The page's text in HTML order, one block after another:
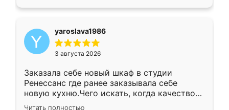
yaroslava1986
3 августа 2026
Заказала себе новый шкаф в студии
Ренессанс где ранее заказывала себе
новую кухню.Чего искать, когда качеством
вполне довольна. Служит кухня уже почти
Читать полностью